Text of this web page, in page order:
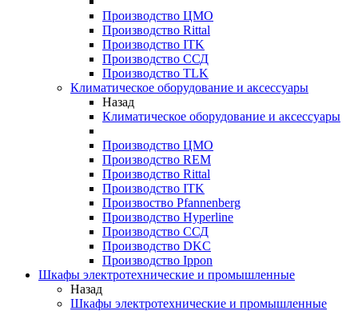
Производство ЦМО
Производство Rittal
Производство ITK
Производство ССД
Производство TLK
Климатическое оборудование и аксессуары
Назад
Климатическое оборудование и аксессуары
Производство ЦМО
Производство REM
Производство Rittal
Производство ITK
Произвоство Pfannenberg
Производство Hyperline
Производство ССД
Производство DKC
Производство Ippon
Шкафы электротехнические и промышленные
Назад
Шкафы электротехнические и промышленные